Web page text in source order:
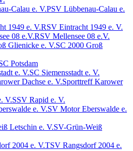
PSV Lübbenau-Calau e.
RSV Eintracht 1949 e. V.
RSV Mellensee 08 e.V.
SC 2000 Groß
Potsdam
SC Siemensstadt e. V.
Sporttreff Karower
SSV Rapid e. V.
SV Motor Eberswalde e.
SV-Grün-Weiß
TSV Rangsdorf 2004 e.